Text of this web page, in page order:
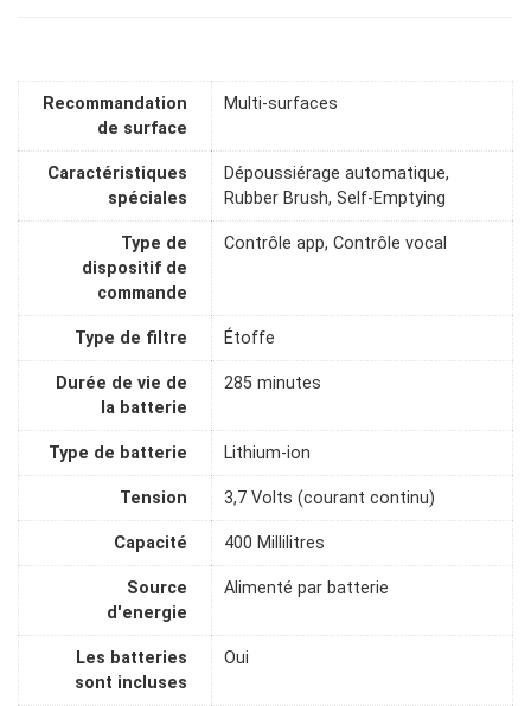
Recommandation
de surface
Multi-surfaces
Caractéristiques
spéciales
Dépoussiérage automatique,
Rubber Brush, Self-Emptying
Type de
dispositif de
commande
Contrôle app, Contrôle vocal
Type de filtre Étoffe
Durée de vie de
la batterie
285 minutes
Type de batterie Lithium-ion
Tension 3,7 Volts (courant continu)
Capacité 400 Millilitres
Source
d'energie
Alimenté par batterie
Les batteries
sont incluses
Oui